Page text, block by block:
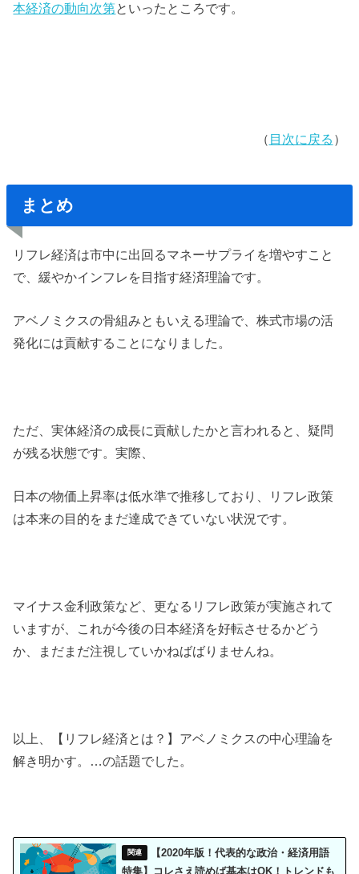
本経済の動向次第といったところです。
（ 目次に戻る ）
まとめ
リフレ経済は市中に出回るマネーサプライを増やすこと
で、緩やかインフレを目指す経済理論です。
アベノミクスの骨組みともいえる理論で、株式市場の活
発化には貢献することになりました。
ただ、実体経済の成長に貢献したかと言われると、疑問
が残る状態です。実際、
日本の物価上昇率は低水準で推移しており、リフレ政策
は本来の目的をまだ達成できていない状況です。
マイナス金利政策など、更なるリフレ政策が実施されて
いますが、これが今後の日本経済を好転させるかどう
か、まだまだ注視していかねばばりませんね。
以上、【リフレ経済とは？】アベノミクスの中心理論を
解き明かす。…の話題でした。
【2020年版！代表的な政治・経済用語
特集】コレさえ読めば基本はOK！トレンドも